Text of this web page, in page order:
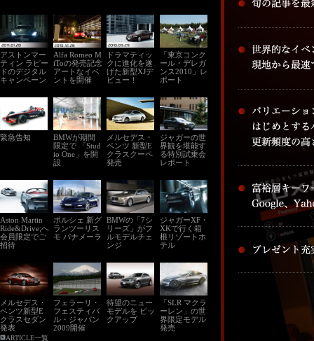
アストンマー
ティン ラピー
ドのデジタル
キャンペーン
Alfa Romeo M
iToの発売記念
アートなイベ
ントを開催
ドラマティッ
クに進化を遂
げた新型XJデ
ビュー！
「東京コンク
ール・デレガ
ンス2010」レ
ポート
緊急告知
BMWが期間
限定で 「Stud
io One」を開
設
メルセデス・
ベンツ 新型E
クラスクーペ
発売
ジャガーの世
界観を堪能す
る特別試乗会
レポート
Aston Martin
Ride&Drive;へ
会員限定でご
招待
ポルシェ 新グ
ランツーリス
モ パナメーラ
BMWの「7シ
リーズ」がフ
ルモデルチェ
ンジ
ジャガーXF・
XKで行く箱
根リゾートホ
テル
メルセデス・
ベンツ新型E
クラスセダン
発表
フェラーリ・
フェスティバ
ル・ジャパン
2009開催
待望のニュー
モデルを ピッ
クアップ
「SLR マクラ
ーレン」の世
界限定モデル
発売
ARTICLE一覧